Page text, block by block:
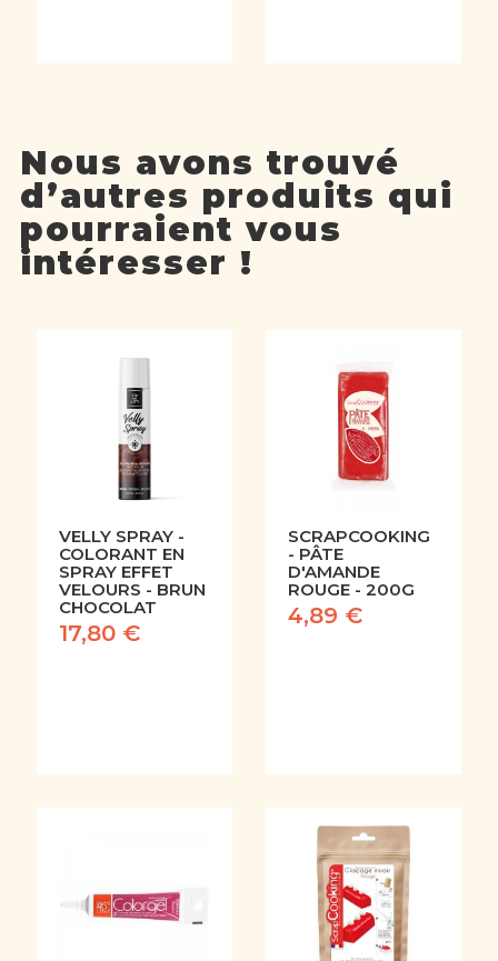
Nous avons trouvé
d’autres produits qui
pourraient vous
intéresser !
VELLY SPRAY -
COLORANT EN
SPRAY EFFET
VELOURS - BRUN
CHOCOLAT
17,80 €
SCRAPCOOKING
- PÂTE
D'AMANDE
ROUGE - 200G
4,89 €